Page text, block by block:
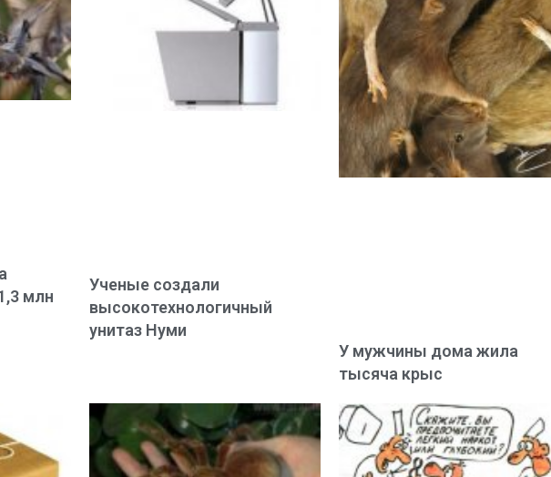
млн
Ученые создали
высокотехнологичный
унитаз Нуми
У мужчины дома жила
тысяча крыс